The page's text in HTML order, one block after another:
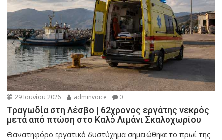
29 Ιουνίου 2026 adminvoice 0
Τραγωδία στη Λέσβο | 62χρονος εργάτης νεκρός
μετά από πτώση στο Καλό Λιμάνι Σκαλοχωρίου
Θανατηφόρο εργατικό δυστύχημα σημειώθηκε το πρωί της